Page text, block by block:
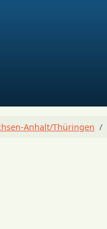
Anhalt/Thüringen